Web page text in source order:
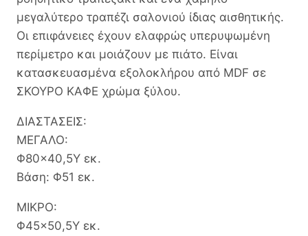
μεγαλύτερο τραπέζι σαλονιού ίδιας αισθητικής.
Οι επιφάνειες έχουν ελαφρώς υπερυψωμένη
περίμετρο και μοιάζουν με πιάτο. Είναι
κατασκευασμένα εξολοκλήρου από MDF σε
ΣΚΟΥΡΟ ΚΑΦΕ χρώμα ξύλου.
ΔΙΑΣΤΑΣΕΙΣ:
ΜΕΓΑΛΟ:
Φ80×40,5Υ εκ.
Βάση: Φ51 εκ.
ΜΙΚΡΟ:
Φ45×50,5Υ εκ.